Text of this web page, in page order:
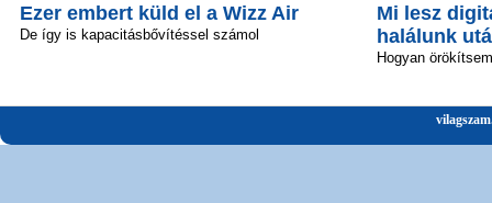
Ezer embert küld el a Wizz Air
De így is kapacitásbővítéssel számol
Mi lesz
halálunk
Hogyan